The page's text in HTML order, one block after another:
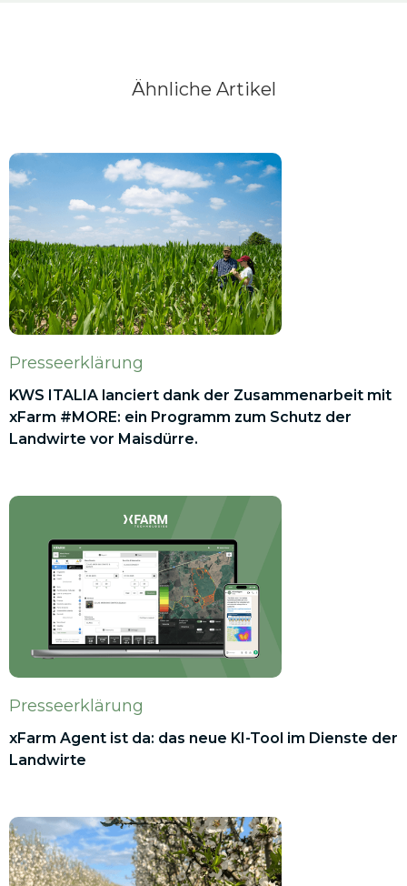
Ähnliche Artikel
Presseerklärung
KWS ITALIA lanciert dank der Zusammenarbeit mit
xFarm #MORE: ein Programm zum Schutz der
Landwirte vor Maisdürre.
Presseerklärung
xFarm Agent ist da: das neue KI-Tool im Dienste der
Landwirte